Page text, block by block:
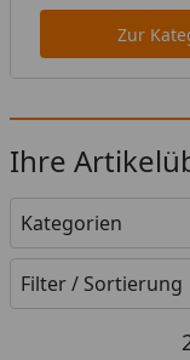
Zur
Ihre
Kategorien
Filter / Sortierung